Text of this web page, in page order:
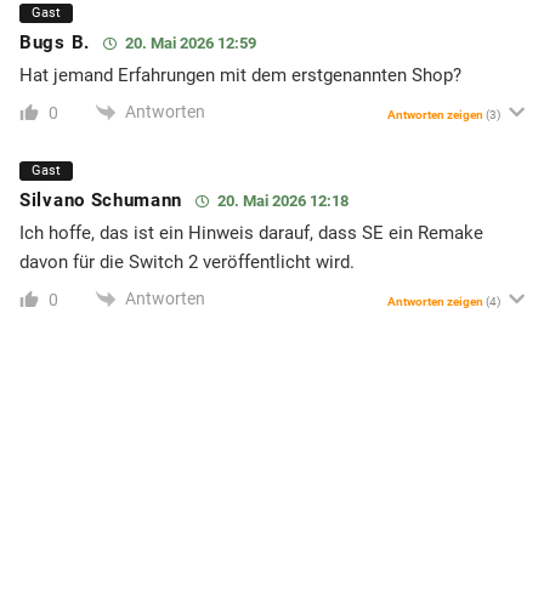
Gast
Bugs B. 20. Mai 2026 12:59
Hat jemand Erfahrungen mit dem erstgenannten Shop?
0 Antworten Antworten zeigen (3)
Gast
Silvano Schumann 20. Mai 2026 12:18
Ich hoffe, das ist ein Hinweis darauf, dass SE ein Remake
davon für die Switch 2 veröffentlicht wird.
0 Antworten Antworten zeigen (4)